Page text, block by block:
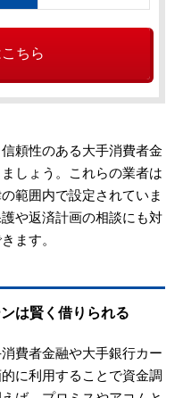
ちら
頼性のある大手消費者金
しょう。これらの業者は
範囲内で設定されていま
や返済計画の相談にも対
ます。
は賢く借りられる
費者金融や大手銀行カー
に利用することで資金調